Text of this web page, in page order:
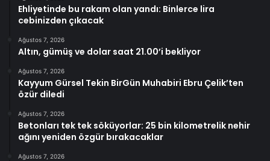
Ehliyetinde bu rakam olan yandı: Binlerce lira
cebinizden çıkacak
Ağustos 7, 2026
Altın, gümüş ve dolar saat 21.00’i bekliyor
Ağustos 7, 2026
Kayyum Gürsel Tekin BirGün Muhabiri Ebru Çelik’ten
özür diledi
Ağustos 7, 2026
Betonları tek tek söküyorlar: 25 bin kilometrelik nehir
ağını yeniden özgür bırakacaklar
Ağustos 7, 2026